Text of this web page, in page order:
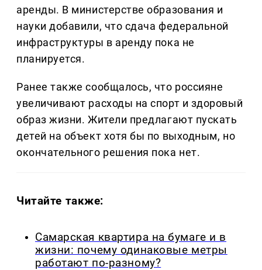
аренды. В министерстве образования и
науки добавили, что сдача федеральной
инфраструктуры в аренду пока не
планируется.
Ранее также сообщалось, что россияне
увеличивают расходы на спорт и здоровый
образ жизни. Жители предлагают пускать
детей на объект хотя бы по выходным, но
окончательного решения пока нет.
Читайте также:
Самарская квартира на бумаге и в
жизни: почему одинаковые метры
работают по-разному?